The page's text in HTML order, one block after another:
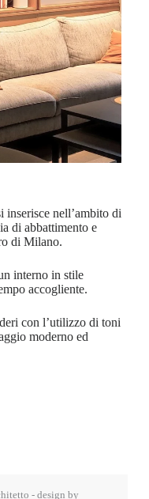
inserisce nell’ambito di
di abbattimento e
di Milano.
interno in stile
accogliente.
con l’utilizzo di toni
moderno ed
- design by